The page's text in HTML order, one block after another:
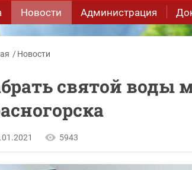
Новости Администрация
Новости
святой воды
5943